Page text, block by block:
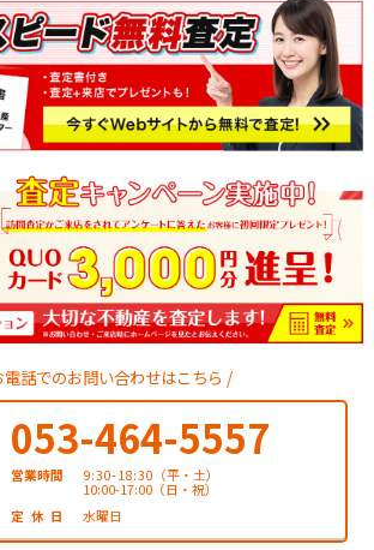
電話でのお問い合わせはこちら
053-464-5557
営業時間 9:30-18:30 （平・土）
10:00-17:00（日・祝）
定休日
水曜日